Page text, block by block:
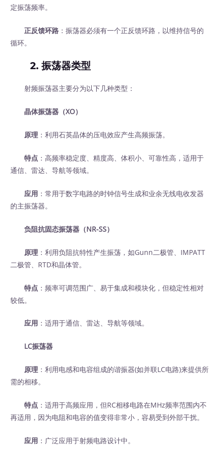
定振荡频率。
正反馈环路 ：振荡器必须有一个正反馈环路，以维持信号的
循环。
2. 振荡器类型
射频振荡器主要分为以下几种类型：
晶体振荡器（XO）
原理 ：利用石英晶体的压电效应产生高频振荡。
特点 ：高频率稳定度、精度高、体积小、可靠性高，适用于
通信、雷达、导航等领域。
应用 ：常用于数字电路的时钟信号生成和业余无线电收发器
的主振荡器。
负阻抗固态振荡器（NR-SS）
原理 ：利用负阻抗特性产生振荡，如Gunn二极管、IMPATT
二极管、RTD和晶体管。
特点 ：频率可调范围广、易于集成和模块化，但稳定性相对
较低。
应用 ：适用于通信、雷达、导航等领域。
LC振荡器
原理 ：利用电感和电容组成的谐振器(如并联LC电路)来提供所
需的相移。
特点 ：适用于高频应用，但RC相移电路在MHz频率范围内不
再适用，因为电阻和电容的值变得非常小，容易受到外部干扰。
应用 ：广泛应用于射频电路设计中。